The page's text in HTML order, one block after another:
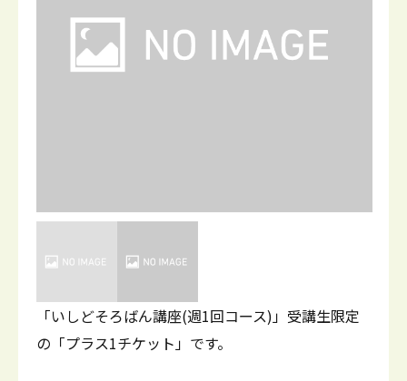
「いしどそろばん講座(週1回コース)」受講生限定
の「プラス1チケット」です。